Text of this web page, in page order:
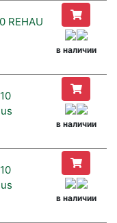
REHAU
в наличии
в наличии
в наличии